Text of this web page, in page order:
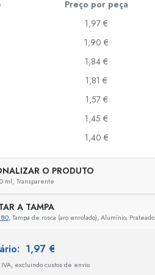
Preço por peça
1,97 €
1,90 €
1,84 €
1,81 €
1,57 €
1,45 €
1,40 €
O PRODUTO
ml, Transparente
A TAMPA
, Tampa de rosca (aro enrolado), Alumínio, Prateado
1,97 €
excluindo custos de envio